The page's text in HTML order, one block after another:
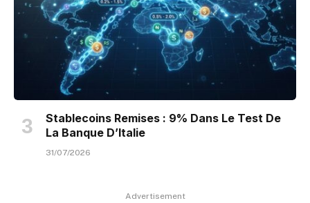
Stablecoins Remises : 9% Dans Le Test De
La Banque D’Italie
31/07/2026
Advertisement